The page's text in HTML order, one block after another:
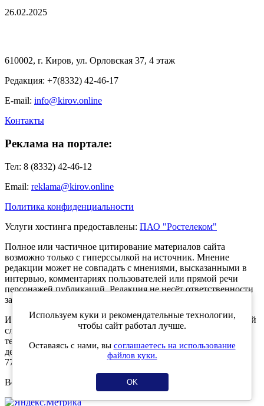
26.02.2025
610002, г. Киров, ул. Орловская 37, 4 этаж
Редакция: +7(8332) 42-46-17
E-mail: info@kirov.online
Контакты
Реклама на портале:
Тел: 8 (8332) 42-46-12
Email: reklama@kirov.online
Политика конфиденциальности
Услуги хостинга предоставлены: ПАО "Ростелеком"
Полное или частичное цитирование материалов сайта
возможно только с гиперссылкой на источник. Мнение
редакции может не совпадать с мнениями, высказанными в
интервью, комментариях пользователей или прямой речи
персонажей публикаций. Редакция не несёт ответственности
за текст комментариев читателей.
Интернет-портал Kirov.online зарегистрирован в Федеральной
службе по надзору в сфере связи, информационных
технологий и массовых коммуникаций (Роскомнадзор) 5
декабря 2019 года. Регистрационный номер ЭЛ № ФС 77 -
77189.
Возрастное ограничение 12+
Используем куки и рекомендательные технологии,
чтобы сайт работал лучше.
Оставаясь с нами, вы соглашаетесь на использование
файлов куки.
OK